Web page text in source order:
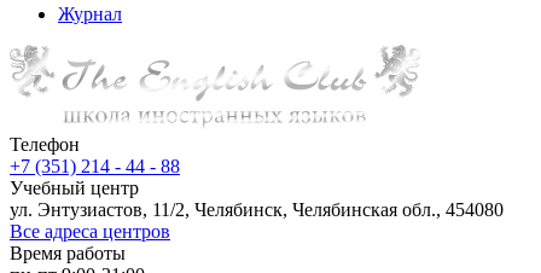
Журнал
Телефон
+7 (351) 214 - 44 - 88
Учебный центр
ул. Энтузиастов, 11/2, Челябинск, Челябинская обл., 454080
Все адреса центров
Время работы